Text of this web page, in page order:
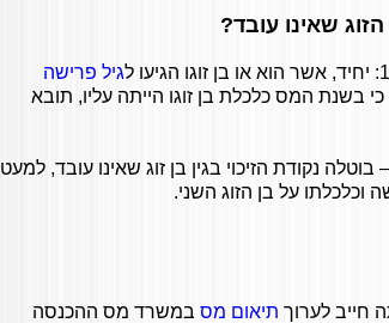
הזוג שאינו עובד?
גיל פרישה
בשנת המס כלכלת בן זוגו הייתה עליו, תובא
משמעות הדבר היא כי החל מיום 1/1/05 – בוטלה נקודת הזיכוי בגין בן זוג שאינו עובד, למעט
וכלכלתו על בן הזוג השני.
חייב לערוך תיאום מס במשרד מס ההכנסה